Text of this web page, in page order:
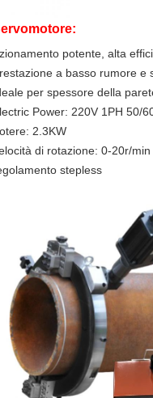
potente, alta
a basso rumore e
per spessore della
Power: 220V 1PH 50/
2.3KW
di rotazione: 0-20r/min
stepless